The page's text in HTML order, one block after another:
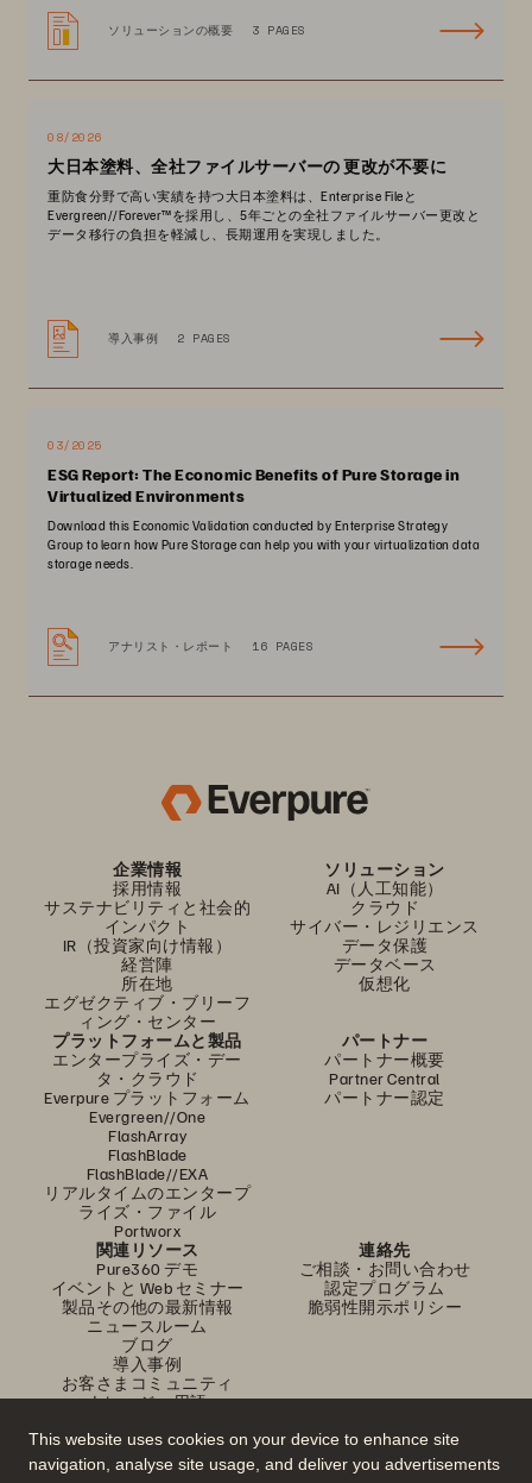
This website uses cookies on your device to enhance site
navigation, analyse site usage, and deliver you advertisements
ソリューションの概要 3 PAGES
08/2026
大日本塗料、全社ファイルサーバーの 更改が不要に
重防食分野で高い実績を持つ大日本塗料は、Enterprise Fileと
Evergreen//Forever™を採用し、5年ごとの全社ファイルサーバー更改と
データ移行の負担を軽減し、長期運用を実現しました。
導入事例 2 PAGES
03/2025
ESG Report: The Economic Benefits of Pure Storage in
Virtualized Environments
Download this Economic Validation conducted by Enterprise Strategy
Group to learn how Pure Storage can help you with your virtualization data
storage needs.
アナリスト・レポート 16 PAGES
企業情報
採用情報
サステナビリティと社会的
インパクト
IR（投資家向け情報）
経営陣
所在地
エグゼクティブ・ブリーフ
ィング・センター
ソリューション
AI（人工知能）
クラウド
サイバー・レジリエンス
データ保護
データベース
仮想化
プラットフォームと製品
エンタープライズ・デー
タ・クラウド
Everpure プラットフォーム
Evergreen//One
FlashArray
FlashBlade
FlashBlade//EXA
リアルタイムのエンタープ
ライズ・ファイル
Portworx
パートナー
パートナー概要
Partner Central
パートナー認定
関連リソース
Pure360 デモ
イベントと Web セミナー
製品その他の最新情報
ニュースルーム
ブログ
導入事例
お客さまコミュニティ
ナレッジ・用語
連絡先
ご相談・お問い合わせ
認定プログラム
脆弱性開示ポリシー
公式 SNS